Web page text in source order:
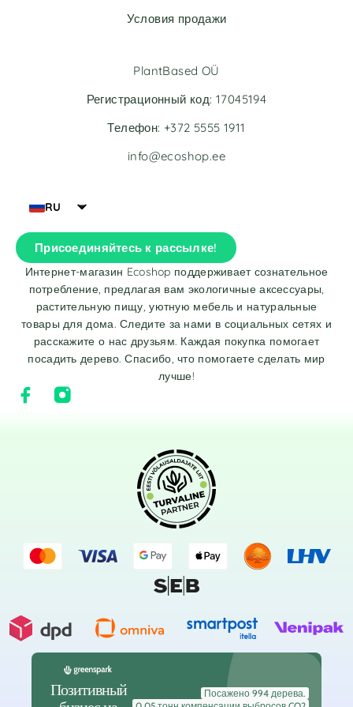
Условия продажи
RU
Присоединяйтесь к рассылке!
Интернет-магазин Ecoshop поддерживает сознательное
потребление, предлагая вам экологичные аксессуары,
растительную пищу, уютную мебель и натуральные
товары для дома. Следите за нами в социальных сетях и
расскажите о нас друзьям. Каждая покупка помогает
посадить дерево. Спасибо, что помогаете сделать мир
лучше!
PlantBased OÜ
Регистрационный код: 17045194
Телефон: +372 5555 1911
info@ecoshop.ee
Позитивный
Посажено 994 дерева.